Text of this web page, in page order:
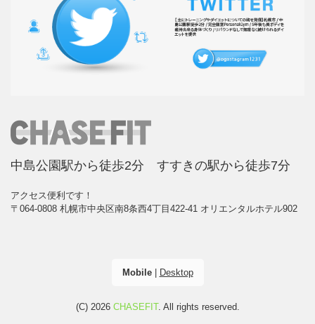
中島公園駅から徒歩2分 すすきの駅から徒歩7分
アクセス便利です！
〒064-0808 札幌市中央区南8条西4丁目422-41 オリエンタルホテル902
Mobile| Desktop
(C) 2026 CHASEFIT. All rights reserved.